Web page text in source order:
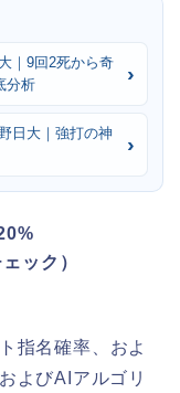
｜9回2死から奇
分析
日大｜強打の神
ック）
指名確率、およ
よびAIアルゴリ